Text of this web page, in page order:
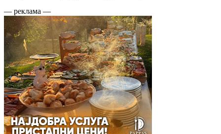
— реклама —